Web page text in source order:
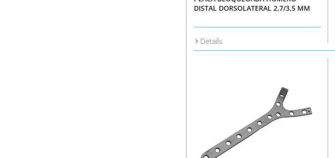
DISTAL DORSOLATERAL 2,7/3,5 MM
Details